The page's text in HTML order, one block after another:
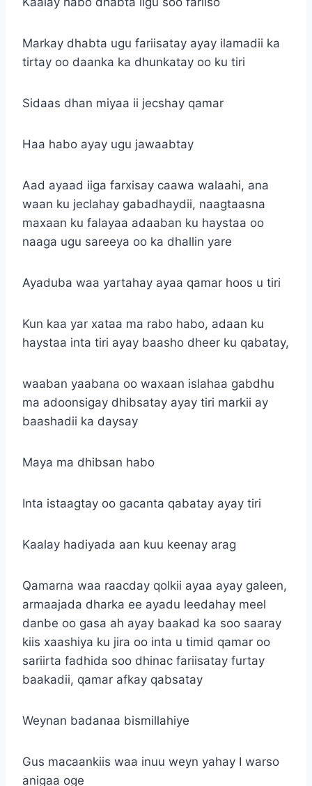
Markay dhabta ugu fariisatay ayay ilamadii ka
tirtay oo daanka ka dhunkatay oo ku tiri
Sidaas dhan miyaa ii jecshay qamar
Haa habo ayay ugu jawaabtay
Aad ayaad iiga farxisay caawa walaahi, ana
waan ku jeclahay gabadhaydii, naagtaasna
maxaan ku falayaa adaaban ku haystaa oo
naaga ugu sareeya oo ka dhallin yare
Ayaduba waa yartahay ayaa qamar hoos u tiri
Kun kaa yar xataa ma rabo habo, adaan ku
haystaa inta tiri ayay baasho dheer ku qabatay,
waaban yaabana oo waxaan islahaa gabdhu
ma adoonsigay dhibsatay ayay tiri markii ay
baashadii ka daysay
Maya ma dhibsan habo
Inta istaagtay oo gacanta qabatay ayay tiri
Kaalay hadiyada aan kuu keenay arag
Qamarna waa raacday qolkii ayaa ayay galeen,
armaajada dharka ee ayadu leedahay meel
danbe oo gasa ah ayay baakad ka soo saaray
kiis xaashiya ku jira oo inta u timid qamar oo
sariirta fadhida soo dhinac fariisatay furtay
baakadii, qamar afkay qabsatay
Weynan badanaa bismillahiye
Gus macaankiis waa inuu weyn yahay I warso
anigaa oge